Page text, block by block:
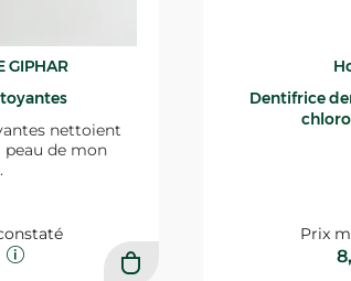
GIPHAR
nettoient
de mon
Dentifrice
Prix